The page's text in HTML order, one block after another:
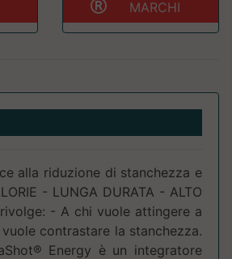
MARCHI
alla riduzione di stanchezza e
- LUNGA DURATA - ALTO
- A chi vuole attingere a
contrastare la stanchezza.
Energy è un integratore